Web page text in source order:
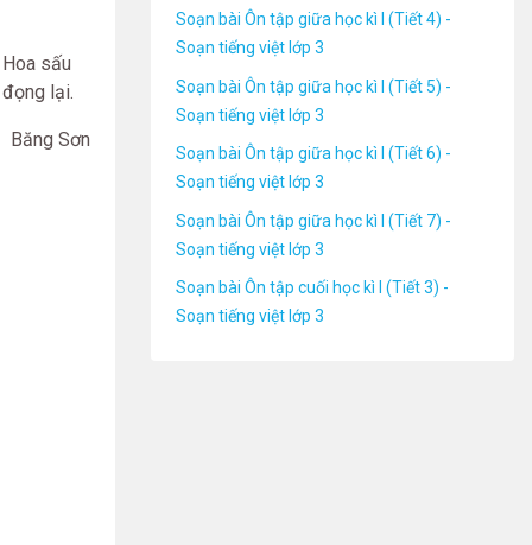
sấu
lại.
Soạn bài Ôn tập giữa học kì I (Tiết 4) -
Soạn tiếng việt lớp 3
Soạn bài Ôn tập giữa học kì I (Tiết 5) -
Soạn tiếng việt lớp 3
Soạn bài Ôn tập giữa học kì I (Tiết 6) -
Soạn tiếng việt lớp 3
Soạn bài Ôn tập giữa học kì I (Tiết 7) -
Soạn tiếng việt lớp 3
Soạn bài Ôn tập cuối học kì I (Tiết 3) -
Soạn tiếng việt lớp 3